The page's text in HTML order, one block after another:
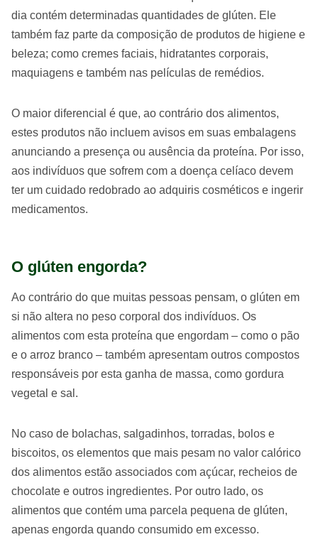
dia contém determinadas quantidades de glúten. Ele
também faz parte da composição de produtos de higiene e
beleza; como cremes faciais, hidratantes corporais,
maquiagens e também nas películas de remédios.
O maior diferencial é que, ao contrário dos alimentos,
estes produtos não incluem avisos em suas embalagens
anunciando a presença ou ausência da proteína. Por isso,
aos indivíduos que sofrem com a doença celíaco devem
ter um cuidado redobrado ao adquiris cosméticos e ingerir
medicamentos.
O glúten engorda?
Ao contrário do que muitas pessoas pensam, o glúten em
si não altera no peso corporal dos indivíduos. Os
alimentos com esta proteína que engordam – como o pão
e o arroz branco – também apresentam outros compostos
responsáveis por esta ganha de massa, como gordura
vegetal e sal.
No caso de bolachas, salgadinhos, torradas, bolos e
biscoitos, os elementos que mais pesam no valor calórico
dos alimentos estão associados com açúcar, recheios de
chocolate e outros ingredientes. Por outro lado, os
alimentos que contém uma parcela pequena de glúten,
apenas engorda quando consumido em excesso.